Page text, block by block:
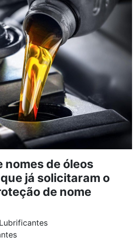
nomes de óleos
já solicitaram o
de nome